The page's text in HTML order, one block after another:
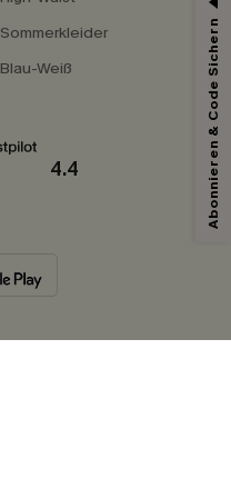
Sommerkleider
Blau-Weiß
4.4 Abonnieren & Code Sichern